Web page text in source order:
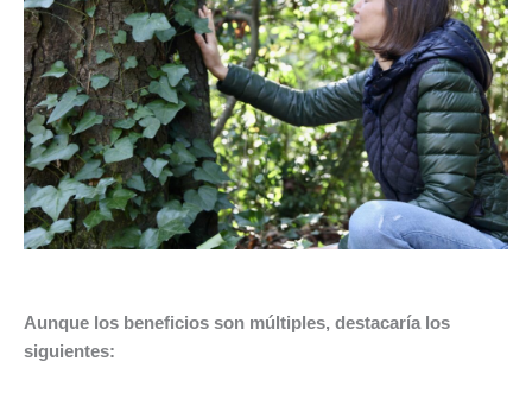
Aunque los beneficios son múltiples, destacaría los
siguientes: